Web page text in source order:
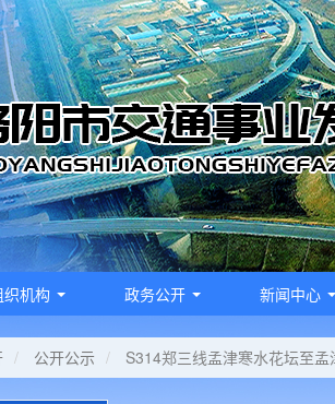
织机构 政务公开 新闻中心
公开公示 S314郑三线孟津寒水花坛至